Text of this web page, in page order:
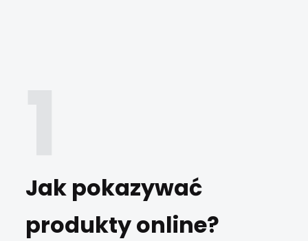
Jak pokazywać
produkty online?